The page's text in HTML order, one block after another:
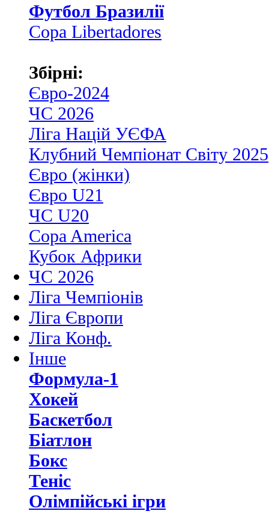
Футбол Бразилії
Copa Libertadores
Збірні:
Євро-2024
ЧС 2026
Ліга Націй УЄФА
Клубний Чемпіонат Світу 2025
Євро (жінки)
Євро U21
ЧС U20
Copa America
Кубок Африки
ЧС 2026
Ліга Чемпіонів
Ліга Європи
Ліга Конф.
Інше
Формула-1
Хокей
Баскетбол
Біатлон
Бокс
Теніс
Олімпійські ігри